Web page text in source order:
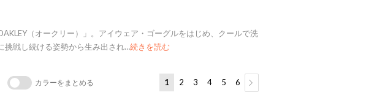
（オークリー）」。アイウェア・ゴーグルをはじめ、クールで洗
挑戦し続ける姿勢から生み出され…続きを読む
カラーをまとめる 1 2 3 4 5 6